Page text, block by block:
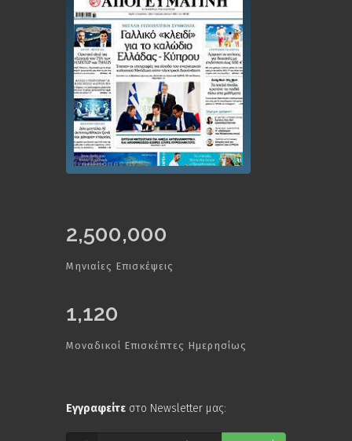
2,500,000
Μηνιαίες Επισκέψεις
1,120
Μοναδικοί Επισκέπτες Ημερησίως
Εγγραφείτε στο Newsletter μας: